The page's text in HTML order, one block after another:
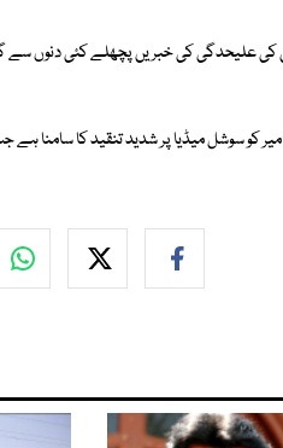
کی علیحدگی کی خبریں پچھلے کئی دنوں
کو سوشل میڈیا پر شدید تنقید کا سامنا